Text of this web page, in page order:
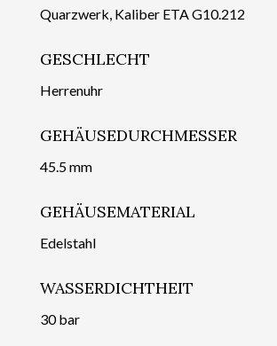
Quarzwerk, Kaliber ETA G10.212
GESCHLECHT
Herrenuhr
GEHÄUSEDURCHMESSER
45.5 mm
GEHÄUSEMATERIAL
Edelstahl
WASSERDICHTHEIT
30 bar